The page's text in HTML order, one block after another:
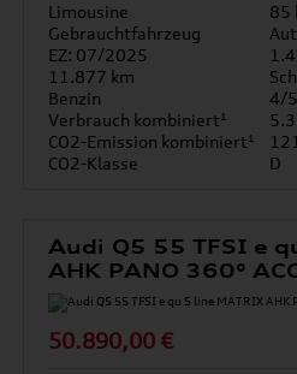
Limousine
85
Gebrauchtfahrzeug
EZ: 07/2025
11.877 km
Benzin
4/
Verbrauch kombiniert¹
CO2-Emission kombiniert¹
CO2-Klasse
D
Audi Q5 55 TFSI e
AHK PANO 360°
50.890,00 €